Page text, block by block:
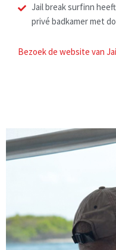
Jail break surfinn
privé badkamer met
Bezoek de website van